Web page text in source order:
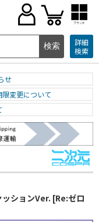
ブランド
詳細
検索
せ
変更について
ションVer. [Re:ゼロ